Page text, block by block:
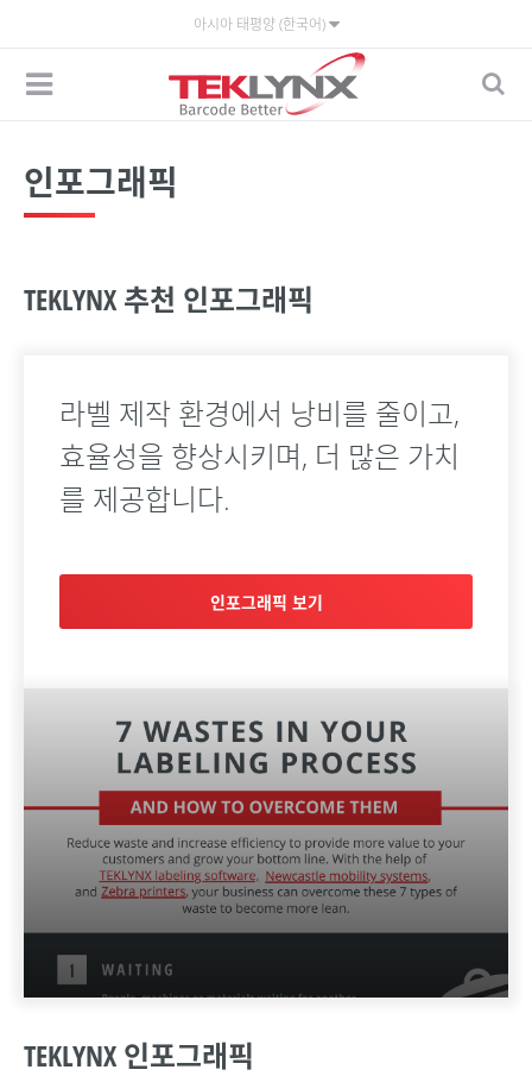
아시아 태평양 (한국어)
인포그래픽
TEKLYNX 추천 인포그래픽
라벨 제작 환경에서 낭비를 줄이고,
효율성을 향상시키며, 더 많은 가치
를 제공합니다.
인포그래픽 보기
TEKLYNX 인포그래픽